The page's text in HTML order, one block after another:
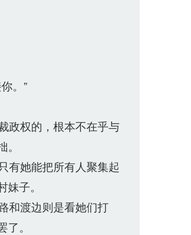
。”
政权的，根本不在乎与
有她能把所有人聚集起
子。
和渡边则是看她们打
。